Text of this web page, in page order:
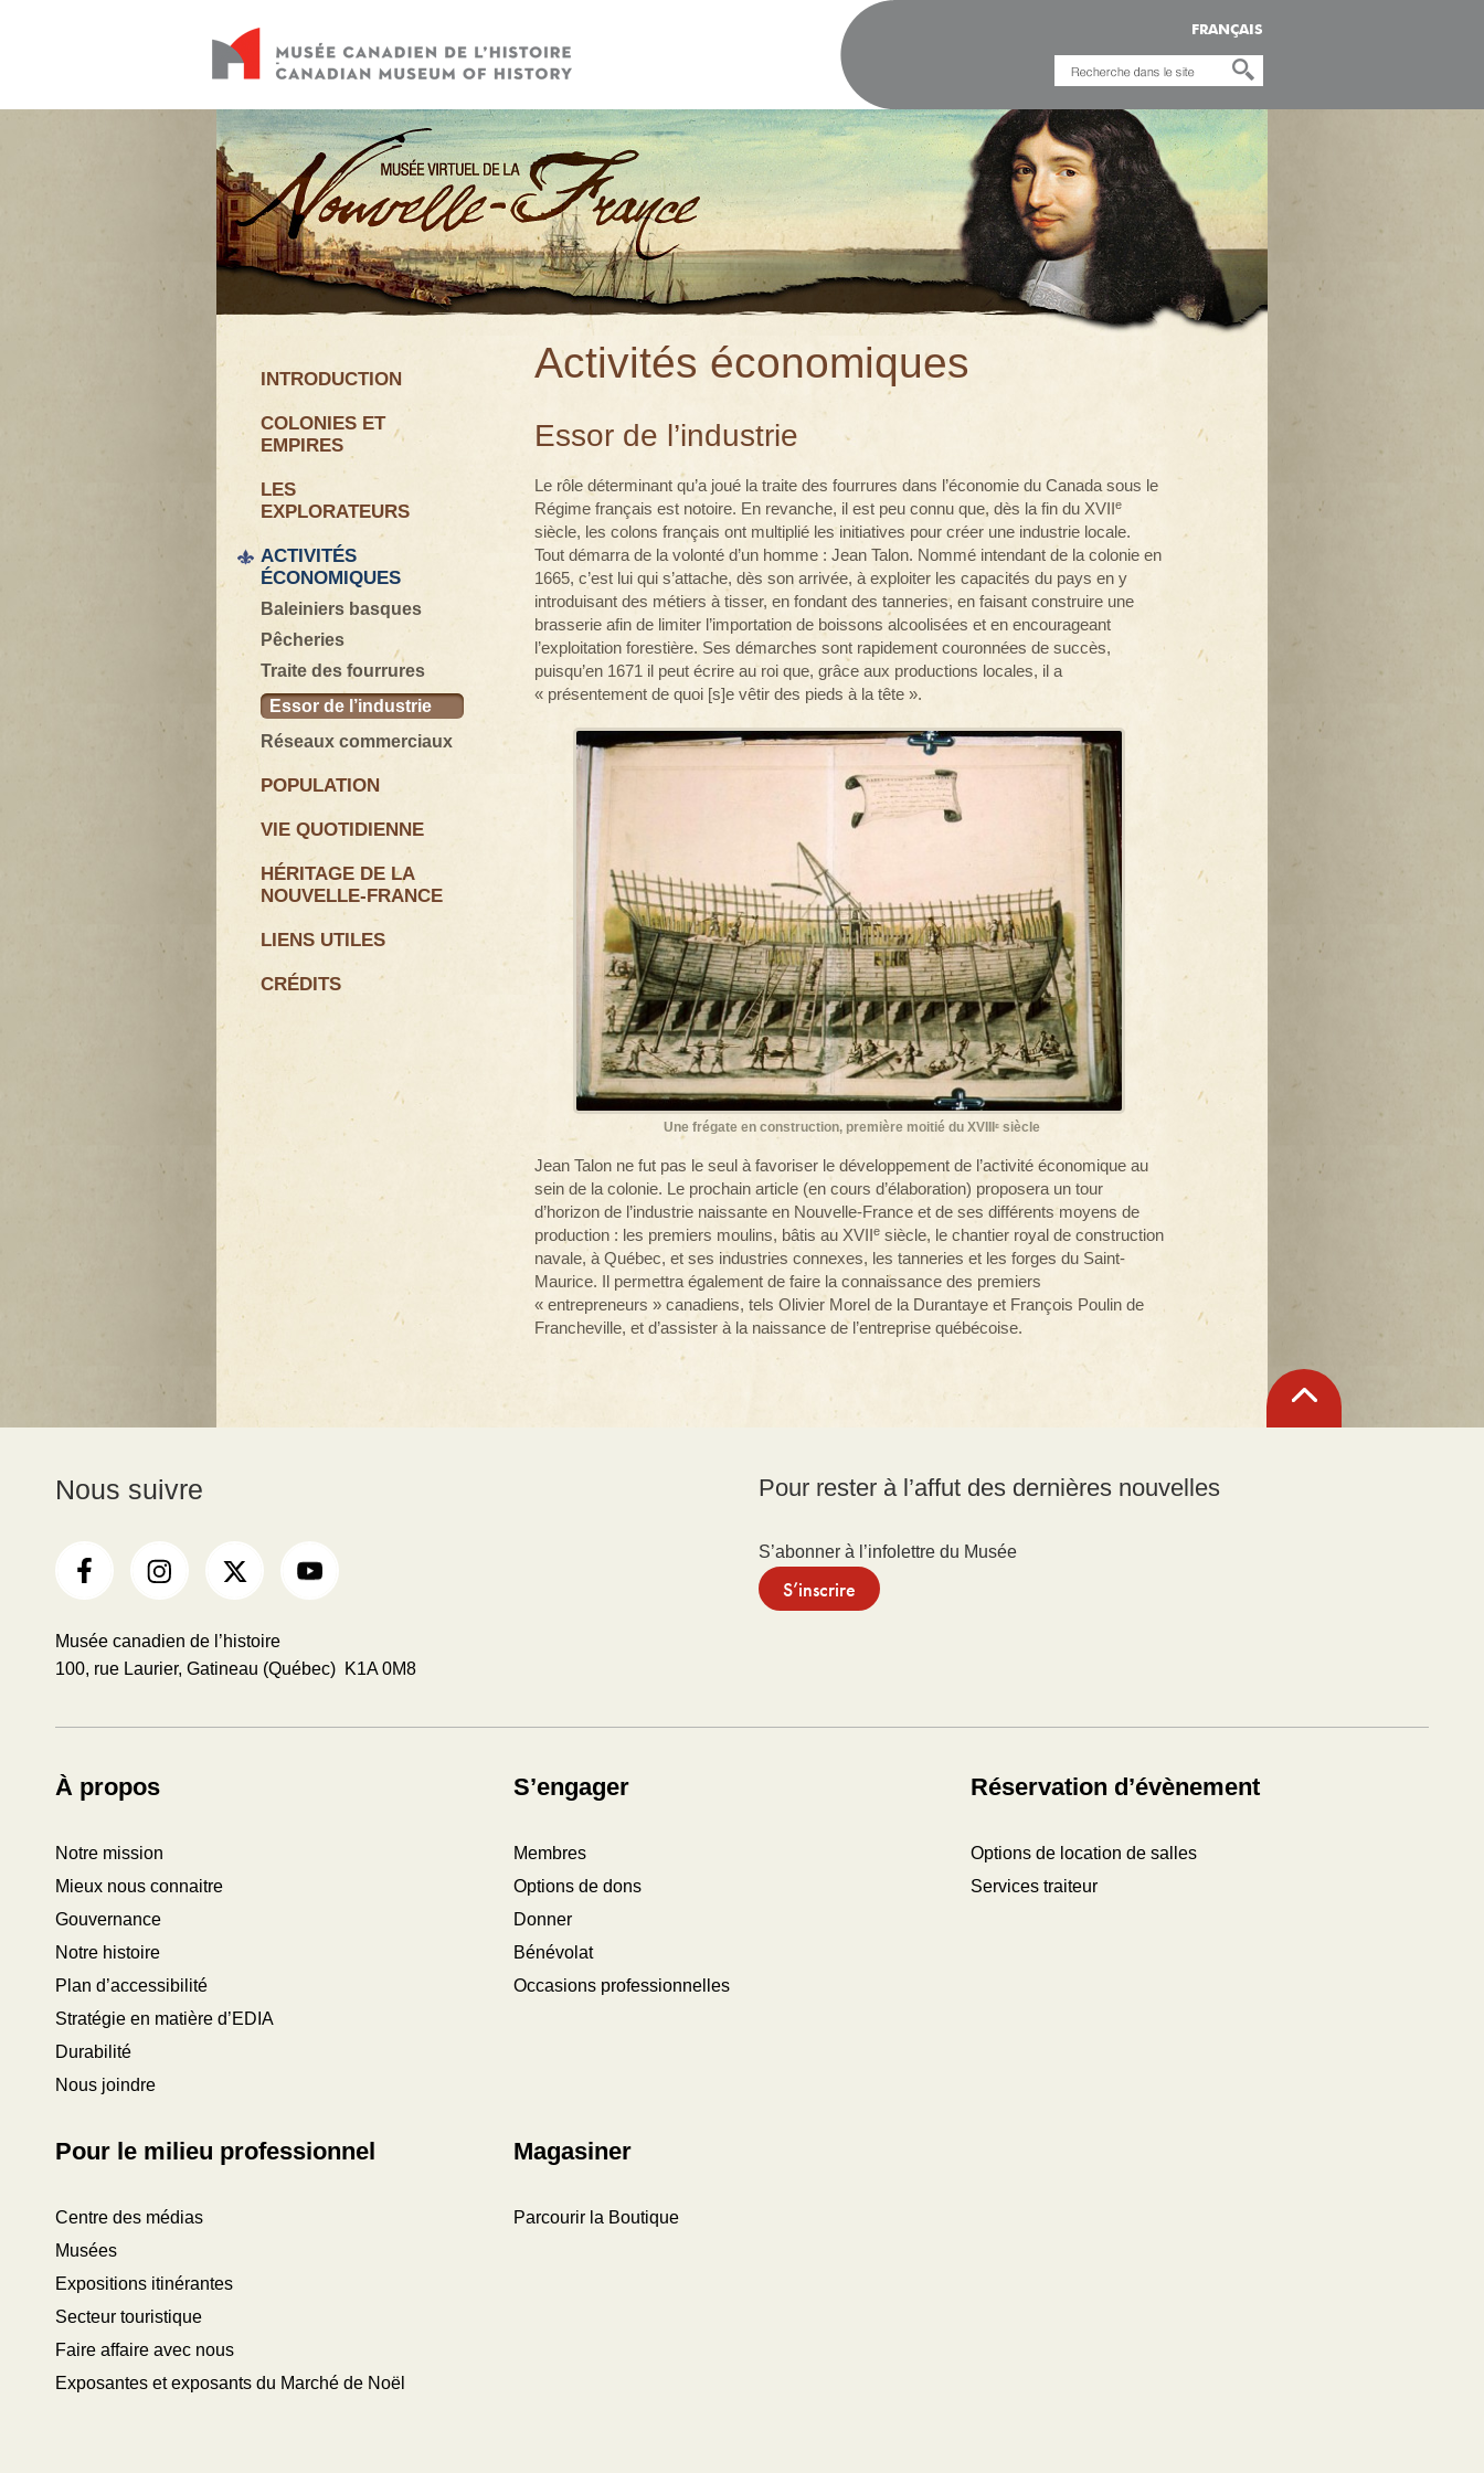
FRANÇAIS
INTRODUCTION
COLONIES ET
EMPIRES
LES
EXPLORATEURS
ACTIVITÉS
ÉCONOMIQUES
Baleiniers basques
Pêcheries
Traite des fourrures
Essor de l’industrie
Réseaux commerciaux
POPULATION
VIE QUOTIDIENNE
HÉRITAGE DE LA
NOUVELLE-FRANCE
LIENS UTILES
CRÉDITS
Activités économiques
Essor de l’industrie
Le rôle déterminant qu’a joué la traite des fourrures dans l’économie du Canada sous le
Régime français est notoire. En revanche, il est peu connu que, dès la fin du XVIIe
siècle, les colons français ont multiplié les initiatives pour créer une industrie locale.
Tout démarra de la volonté d’un homme : Jean Talon. Nommé intendant de la colonie en
1665, c’est lui qui s’attache, dès son arrivée, à exploiter les capacités du pays en y
introduisant des métiers à tisser, en fondant des tanneries, en faisant construire une
brasserie afin de limiter l’importation de boissons alcoolisées et en encourageant
l’exploitation forestière. Ses démarches sont rapidement couronnées de succès,
puisqu’en 1671 il peut écrire au roi que, grâce aux productions locales, il a
« présentement de quoi [s]e vêtir des pieds à la tête ».
Une frégate en construction, première moitié du XVIIIᵋ siècle
Jean Talon ne fut pas le seul à favoriser le développement de l’activité économique au
sein de la colonie. Le prochain article (en cours d’élaboration) proposera un tour
d’horizon de l’industrie naissante en Nouvelle-France et de ses différents moyens de
production : les premiers moulins, bâtis au XVIIe siècle, le chantier royal de construction
navale, à Québec, et ses industries connexes, les tanneries et les forges du Saint-
Maurice. Il permettra également de faire la connaissance des premiers
« entrepreneurs » canadiens, tels Olivier Morel de la Durantaye et François Poulin de
Francheville, et d’assister à la naissance de l’entreprise québécoise.
Retour
en
haut
Nous suivre
Musée canadien de l’histoire
100, rue Laurier, Gatineau (Québec) K1A 0M8
Pour rester à l’affut des dernières nouvelles
S’abonner à l’infolettre du Musée
S’inscrire
À propos
Notre mission
Mieux nous connaitre
Gouvernance
Notre histoire
Plan d’accessibilité
Stratégie en matière d’EDIA
Durabilité
Nous joindre
S’engager
Membres
Options de dons
Donner
Bénévolat
Occasions professionnelles
Réservation d’évènement
Options de location de salles
Services traiteur
Pour le milieu professionnel
Centre des médias
Musées
Expositions itinérantes
Secteur touristique
Faire affaire avec nous
Exposantes et exposants du Marché de Noël
Magasiner
Parcourir la Boutique